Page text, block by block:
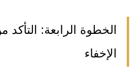
الخطوة الرابعة: التأكد
الإخفاء